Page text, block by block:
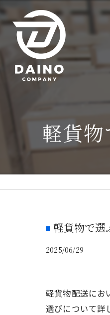
軽貨
軽貨物で選
2025/06/29
軽貨物配送にお
選びについて詳